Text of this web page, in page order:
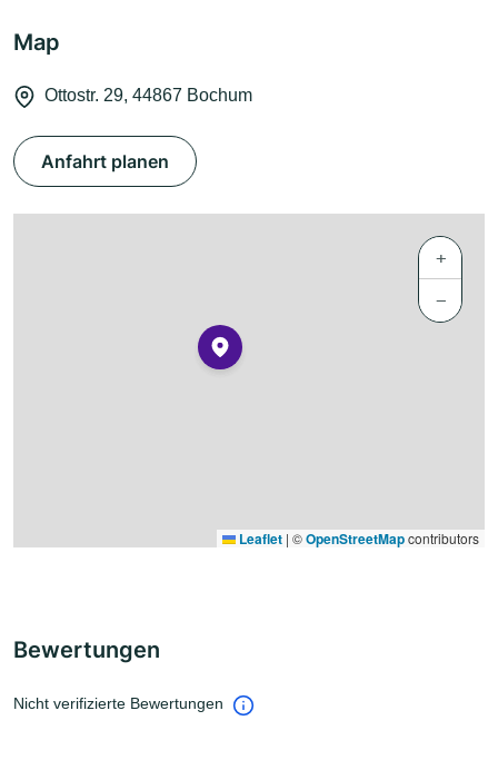
Map
Ottostr. 29, 44867 Bochum
Anfahrt planen
+
−
Leaflet | ©OpenStreetMapcontributors
Bewertungen
Nicht verifizierte Bewertungen